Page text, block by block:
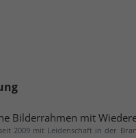
Bilderrahmen mit
2009 mit Leidenschaft in der